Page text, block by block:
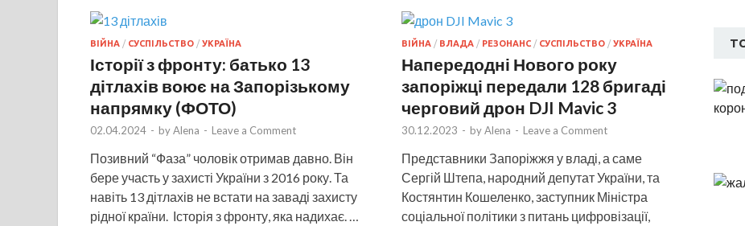
ВІЙНА / СУСПІЛЬСТВО / УКРАЇНА
Історії з фронту: батько 13
дітлахів воює на Запорізькому
напрямку (ФОТО)
02.04.2024 - byAlena - Leave a Comment
Позивний “Фаза” чоловік отримав давно. Він
бере участь у захисті України з 2016 року. Та
навіть 13 дітлахів не встати на заваді захисту
рідної країни. Історія з фронту, яка надихає. …
ВІЙНА / ВЛАДА / РЕЗОНАНС / СУСПІЛЬСТВО / УКРАЇНА
Напередодні Нового року
запоріжці передали 128 бригаді
черговий дрон DJI Mavic 3
30.12.2023 - byAlena - Leave a Comment
Представники Запоріжжя у владі, а саме
Сергій Штепа, народний депутат України, та
Костянтин Кошеленко, заступник Міністра
соціальної політики з питань цифровізації,